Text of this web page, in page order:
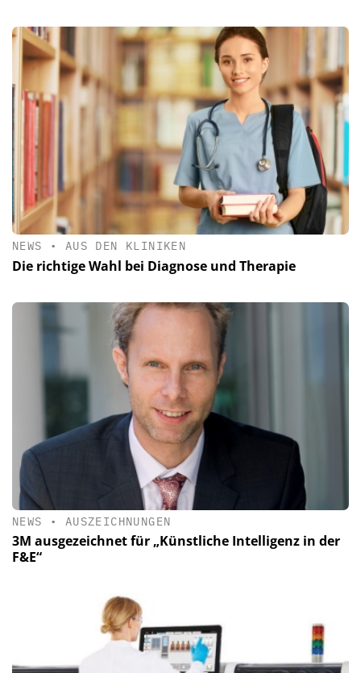
NEWS • AUS DEN KLINIKEN
Die richtige Wahl bei Diagnose und Therapie
NEWS • AUSZEICHNUNGEN
3M ausgezeichnet für „Künstliche Intelligenz in der
F&E“